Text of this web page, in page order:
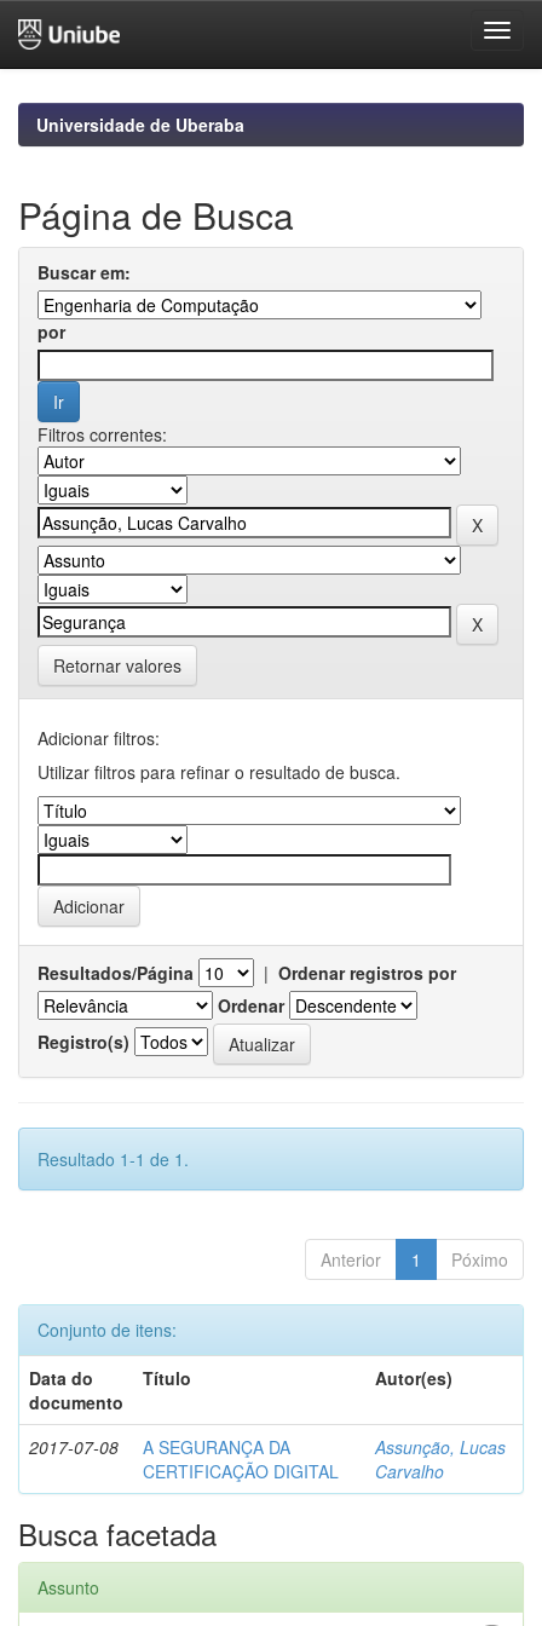
navigationUniversidade de Uberaba
Página de Busca
Buscar em:
por
Filtros correntes:
Retornar valores
Adicionar filtros:
Utilizar filtros para refinar o resultado de busca.
Resultados/Página | Ordenar registros por
Ordenar
Registro(s)
Resultado 1-1 de 1.
Anterior 1 Póximo
Conjunto de itens:
Data do
documento
Título Autor(es)
2017-07-08
A SEGURANÇA DA
CERTIFICAÇÃO DIGITAL
Assunção, Lucas
Carvalho
Busca facetada
Assunto